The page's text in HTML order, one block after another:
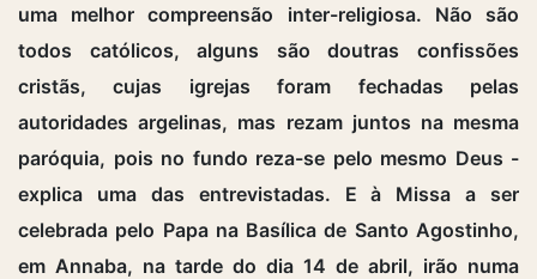
uma melhor compreensão inter-religiosa. Não são
todos católicos, alguns são doutras confissões
cristãs, cujas igrejas foram fechadas pelas
autoridades argelinas, mas rezam juntos na mesma
paróquia, pois no fundo reza-se pelo mesmo Deus -
explica uma das entrevistadas. E à Missa a ser
celebrada pelo Papa na Basílica de Santo Agostinho,
em Annaba, na tarde do dia 14 de abril, irão numa